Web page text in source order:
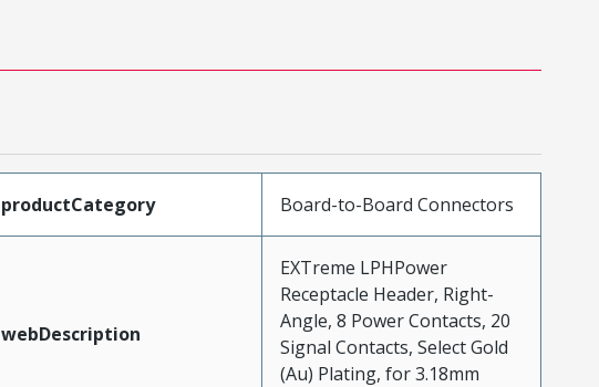
productCategory Board-to-Board Connectors
webDescription
EXTreme LPHPower
Receptacle Header, Right-
Angle, 8 Power Contacts, 20
Signal Contacts, Select Gold
(Au) Plating, for 3.18mm